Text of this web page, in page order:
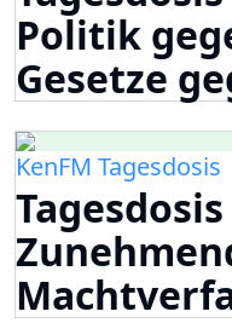
Politik
Gesetze
KenFM Tagesdosis
Tagesdosis